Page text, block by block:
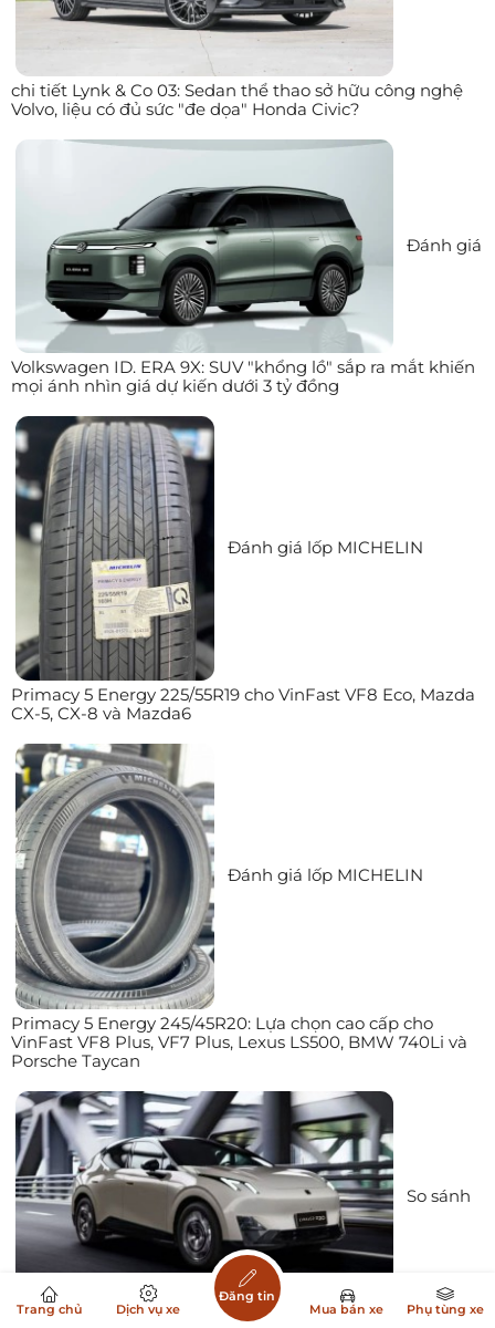
chi tiết Lynk & Co 03: Sedan thể thao sở hữu công nghệ
Volvo, liệu có đủ sức "đe dọa" Honda Civic?
Đánh giá
Volkswagen ID. ERA 9X: SUV "khổng lồ" sắp ra mắt khiến
mọi ánh nhìn giá dự kiến dưới 3 tỷ đồng
Đánh giá lốp MICHELIN
Primacy 5 Energy 225/55R19 cho VinFast VF8 Eco, Mazda
CX-5, CX-8 và Mazda6
Đánh giá lốp MICHELIN
Primacy 5 Energy 245/45R20: Lựa chọn cao cấp cho
VinFast VF8 Plus, VF7 Plus, Lexus LS500, BMW 740Li và
Porsche Taycan
So sánh
chi tiết Lynk & Co 02 và Subaru Crosstrek 2026: SUV điện
Trang chủ Dịch vụ xe
Đăng tin
Mua bán xe
Phụ tùng xe